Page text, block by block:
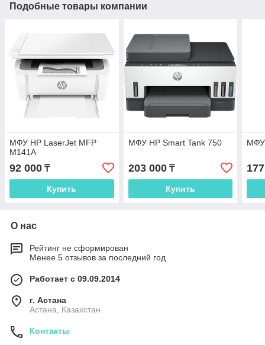
Подобные товары компании
МФУ HP LaserJet MFP
M141A
92 000 ₸
Купить
МФУ HP Smart Tank 750
203 000₸
Купить
МФУ
О нас
Рейтинг не сформирован
Менее 5 отзывов за последний год
Работает с 09.09.2014
г. Астана
Астана, Казахстан
Контакты